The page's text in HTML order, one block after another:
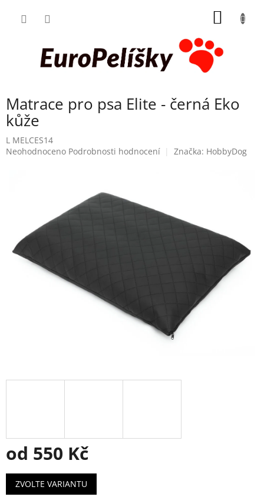
Matrace pro psa Elite - černá Eko
kůže
L MELCES14
Průměrné
hvězdiček.
Neohodnoceno Podrobnosti hodnocení Značka: HobbyDog
od 550 Kč
Měrná
cena:
ZVOLTE VARIANTU